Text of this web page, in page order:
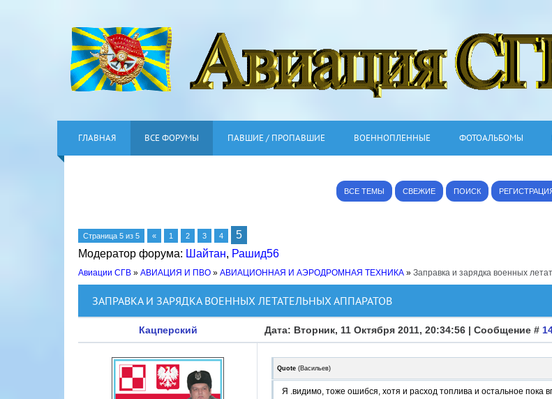
ГЛАВНАЯ ВСЕ ФОРУМЫ ПАВШИЕ / ПРОПАВШИЕ ВОЕННОПЛЕННЫЕ ФОТОАЛЬБОМЫ
ВСЕ ТЕМЫ СВЕЖИЕ ПОИСК
Страница 5 из 5 « 1 2 3 4
5
Модератор форума: Шайтан, Рашид56
Авиации СГВ » АВИАЦИЯ И ПВО » АВИАЦИОННАЯ И АЭРОДРОМНАЯ ТЕХНИКА » Заправка и зарядка военных
ЗАПРАВКА И ЗАРЯДКА ВОЕННЫХ ЛЕТАТЕЛЬНЫХ АППАРАТОВ
Кацперский Дата: Вторник, 11 Октября 2011, 20:34:56 | Сообщение #
Quote (Васильев)
Я .видимо, тоже ошибся, хотя и расход топлива и остальное пока